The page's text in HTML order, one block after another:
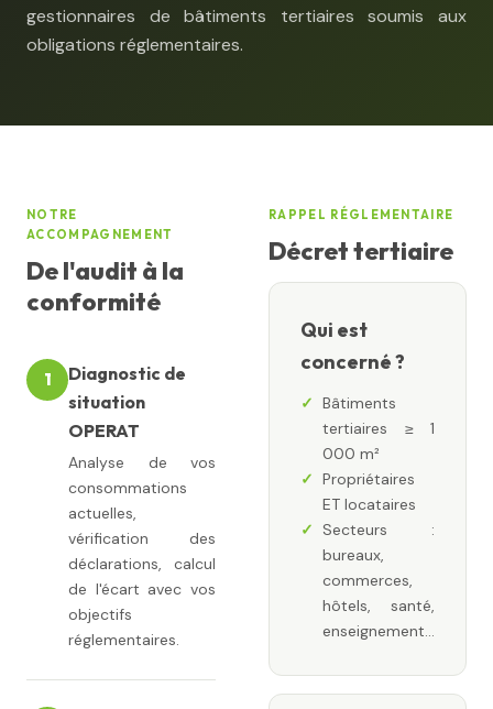
gestionnaires de bâtiments tertiaires soumis aux
obligations réglementaires.
NOTRE
ACCOMPAGNEMENT
De l'audit à la
conformité
1
Diagnostic de
situation
OPERAT
Analyse de vos
consommations
actuelles,
vérification des
déclarations, calcul
de l'écart avec vos
objectifs
réglementaires.
RAPPEL RÉGLEMENTAIRE
Décret tertiaire
Qui est
concerné ?
Bâtiments
tertiaires ≥ 1
000 m²
Propriétaires
ET locataires
Secteurs :
bureaux,
commerces,
hôtels, santé,
enseignement…